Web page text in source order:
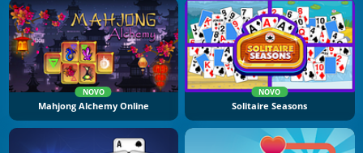
NOVO
Mahjong Alchemy Online
NOVO
Solitaire Seasons